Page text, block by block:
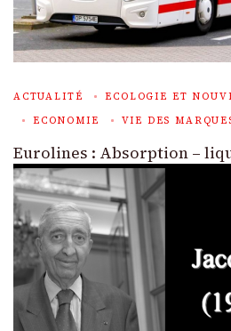
ACTUALITÉ
ECOLOGIE ET
ECONOMIE
VIE DES
Eurolines : Absorption –